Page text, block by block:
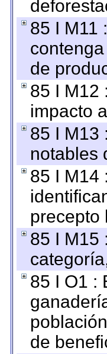
85 I M11
de
85 I M12
impacto
85 I M13
notables
85 I M14
precepto
85 I M15
85 I O1 :
de